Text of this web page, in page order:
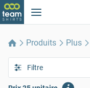
Produits Plus
Filtre